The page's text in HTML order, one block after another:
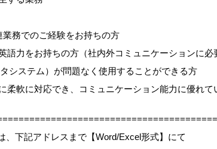
業務でのご経験をお持ちの方
語力をお持ちの方（社内外コミュニケーションに必
システム）が問題なく使用することができる方
柔軟に対応でき、コミュニケーション能力に優れて
、下記アドレスまで【Word/Excel形式】にて